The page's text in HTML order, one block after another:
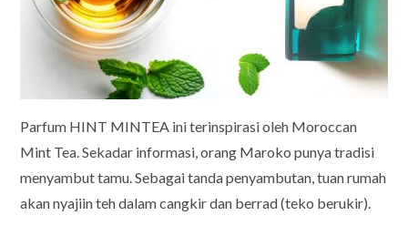
Parfum HINT MINTEA ini terinspirasi oleh Moroccan
Mint Tea. Sekadar informasi, orang Maroko punya tradisi
menyambut tamu. Sebagai tanda penyambutan, tuan rumah
akan nyajiin teh dalam cangkir dan berrad (teko berukir).